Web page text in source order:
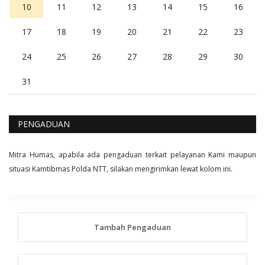
10 11 12 13 14 15 16
17 18 19 20 21 22 23
24 25 26 27 28 29 30
31
PENGADUAN
Mitra Humas, apabila ada pengaduan terkait pelayanan Kami maupun
situasi Kamtibmas Polda NTT, silakan mengirimkan lewat kolom ini.
Tambah Pengaduan